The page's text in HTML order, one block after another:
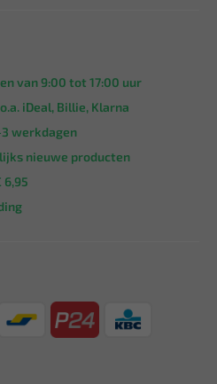
van 9:00 tot 17:00 uur
o.a. iDeal, Billie, Klarna
werkdagen
nieuwe producten
6,95